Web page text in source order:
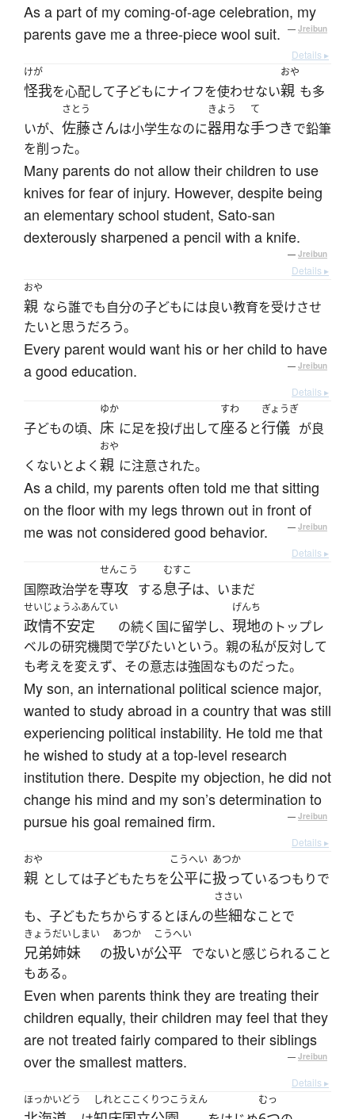
As a part of my coming-of-age celebration, my
parents gave me a three-piece wool suit.
— Jreibun
Details ▸
けが
怪我を心配して子どもにナイフを使わせない
おや
親 も多
いが、
さとう
佐藤さんは小学生なのに
きよう
器用な
て
手つきで鉛筆
を削った。
Many parents do not allow their children to use
knives for fear of injury. However, despite being
an elementary school student, Sato-san
dexterously sharpened a pencil with a knife.
— Jreibun
Details ▸
おや
親 なら誰でも自分の子どもには良い教育を受けさせ
たいと思うだろう。
Every parent would want his or her child to have
a good education.
— Jreibun
Details ▸
子どもの頃、
ゆか
床 に足を投げ出して
すわ
座る と
ぎょうぎ
行儀 が良
くないとよく
おや
親 に注意された。
As a child, my parents often told me that sitting
on the floor with my legs thrown out in front of
me was not considered good behavior.
— Jreibun
Details ▸
国際政治学を
せんこう
専攻 する
むすこ
息子は、いまだ
せいじょうふあんてい
政情不安定 の続く国に留学し、
げんち
現地のトップレ
ベルの研究機関で学びたいという。親の私が反対して
も考えを変えず、その意志は強固なものだった。
My son, an international political science major,
wanted to study abroad in a country that was still
experiencing political instability. He told me that
he wished to study at a top-level research
institution there. Despite my objection, he did not
change his mind and my son’s determination to
pursue his goal remained firm.
— Jreibun
Details ▸
おや
親 としては子どもたちを
こうへい
公平に
あつか
扱っているつもりで
も、子どもたちからするとほんの
ささい
些細なことで
きょうだいしまい
兄弟姉妹 の
あつか
扱いが
こうへい
公平
でないと感じられること
もある。
Even when parents think they are treating their
children equally, their children may feel that they
are not treated fairly compared to their siblings
over the smallest matters.
— Jreibun
Details ▸
ほっかいどう
しれとここくりつこうえん むっ